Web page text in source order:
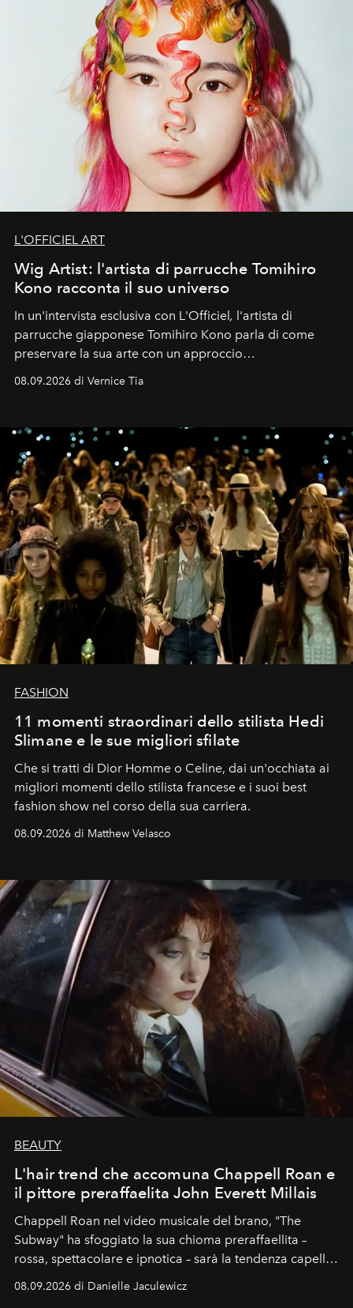
L'OFFICIEL ART
Wig Artist: l'artista di parrucche Tomihiro
Kono racconta il suo universo
In un'intervista esclusiva con L'Officiel , l'artista di
parrucche giapponese Tomihiro Kono parla di come
preservare la sua arte con un approccio
contemporaneo.
08.09.2026 di Vernice Tia
FASHION
11 momenti straordinari dello stilista Hedi
Slimane e le sue migliori sfilate
Che si tratti di Dior Homme o Celine, dai un'occhiata ai
migliori momenti dello stilista francese e i suoi best
fashion show nel corso della sua carriera.
08.09.2026 di Matthew Velasco
BEAUTY
L'hair trend che accomuna Chappell Roan e
il pittore preraffaelita John Everett Millais
Chappell Roan nel video musicale del brano, "The
Subway" ha sfoggiato la sua chioma preraffaellita –
rossa, spettacolare e ipnotica – sarà la tendenza capelli
dell'autunno?
08.09.2026 di Danielle Jaculewicz